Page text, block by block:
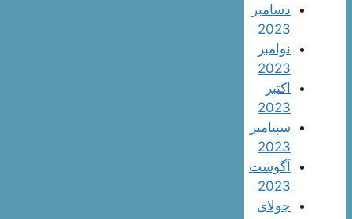
دسامبر
2023
نوامبر
2023
اکتبر
2023
سپتامبر
2023
آگوست
2023
جولای